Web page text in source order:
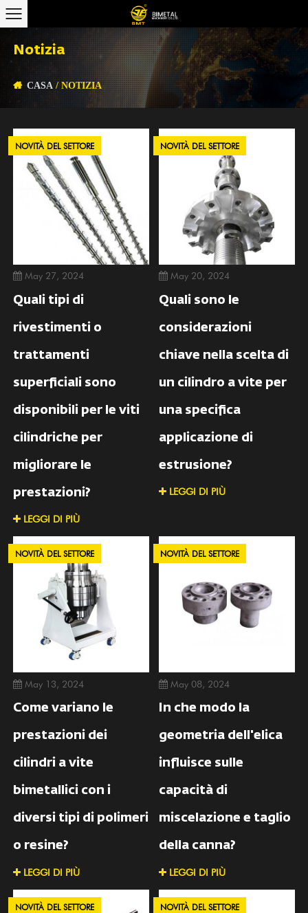
Notizia
CASA /NOTIZIA
NOVITÀ DEL SETTORE
May 27, 2024
Quali tipi di
rivestimenti o
trattamenti
superficiali sono
disponibili per le viti
cilindriche per
migliorare le
prestazioni?
LEGGI DI PIÙ
NOVITÀ DEL SETTORE
May 20, 2024
Quali sono le
considerazioni
chiave nella scelta di
un cilindro a vite per
una specifica
applicazione di
estrusione?
LEGGI DI PIÙ
NOVITÀ DEL SETTORE
May 13, 2024
Come variano le
prestazioni dei
cilindri a vite
bimetallici con i
diversi tipi di polimeri
o resine?
LEGGI DI PIÙ
NOVITÀ DEL SETTORE
May 08, 2024
In che modo la
geometria dell'elica
influisce sulle
capacità di
miscelazione e taglio
della canna?
LEGGI DI PIÙ
NOVITÀ DEL SETTORE NOVITÀ DEL SETTORE